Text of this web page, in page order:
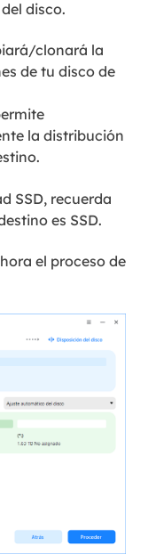
disco.
clonará la
de tu disco de
la distribución
SSD, recuerda
es SSD.
el proceso de